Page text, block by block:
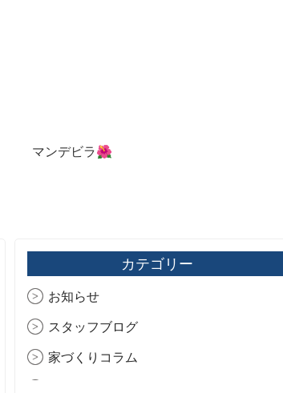
マンデビラ🌺
カテゴリー
お知らせ
スタッフブログ
家づくりコラム